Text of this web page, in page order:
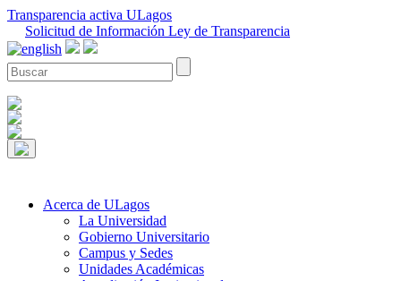
Transparencia activa ULagos
Solicitud de Información Ley de Transparencia
Acerca de ULagos
La Universidad
Gobierno Universitario
Campus y Sedes
Unidades Académicas